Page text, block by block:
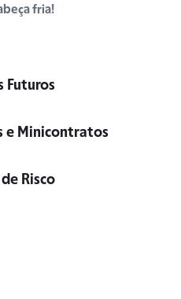
fria!
Futuros
e Minicontratos
Risco